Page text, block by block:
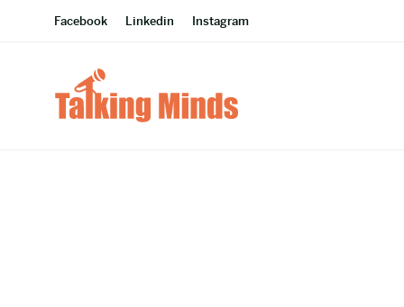
Facebook Linkedin Instagram